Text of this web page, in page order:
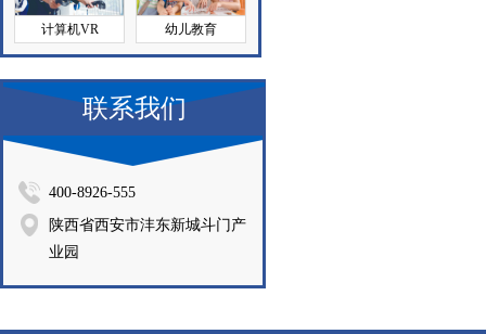
计算机VR 幼儿教育
联系我们
400-8926-555
陕西省西安市沣东新城斗门产
业园